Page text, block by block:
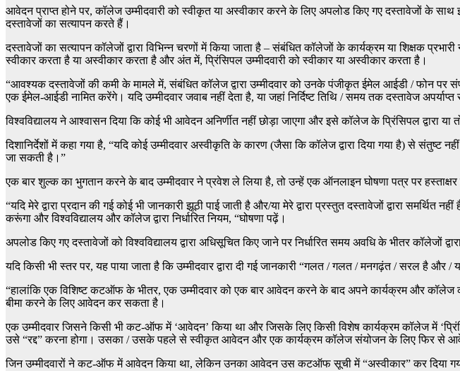
आवेदन प्राप्त होने पर, कॉलेज उम्मीदवारी को स्वीकृत या अस्वीकार करने के लिए अपलोड किए गए दस्तावेजों के
दस्तावेजों का सत्यापन करते हैं।
दस्तावेजों का सत्यापन कॉलेजों द्वारा विभिन्न चरणों में किया जाता है – संबंधित कॉलेजों के कार्यक्रम या शिक्षक
स्वीकार करता है या अस्वीकार करता है और अंत में, प्रिंसिपल उम्मीदवारी को स्वीकार या अस्वीकार करता है।
“आवश्यक दस्तावेजों की कमी के मामले में, संबंधित कॉलेज द्वारा उम्मीदवार को उनके पंजीकृत ईमेल आईडी / फोन पर
एक ईमेल-आईडी नामित करेंगे। यदि उम्मीदवार जवाब नहीं देता है, या जहां निर्दिष्ट तिथि / समय तक दस्तावेज अपर्याप्त
विश्वविद्यालय ने आश्वासन दिया कि कोई भी आवेदन अनिर्णीत नहीं छोड़ा जाएगा और इसे कॉलेज के प्रिंसिपल द्वारा
दिशानिर्देशों में कहा गया है, “यदि कोई उम्मीदवार अस्वीकृति के कारण (जैसा कि कॉलेज द्वारा दिया गया है) से
जा सकती है।”
एक बार शुल्क का भुगतान करने के बाद उम्मीदवार ने प्रवेश ले लिया है, तो उन्हें एक ऑनलाइन घोषणा पत्र पर हस्ताक्षर
“यदि मेरे द्वारा प्रदान की गई कोई भी जानकारी झूठी पाई जाती है और/या मेरे द्वारा प्रस्तुत दस्तावेजों द्वारा
करूंगा और विश्वविद्यालय और कॉलेज द्वारा निर्धारित नियम, “घोषणा पढ़ें।
अपलोड किए गए दस्तावेजों को विश्वविद्यालय द्वारा अधिसूचित किए जाने पर निर्धारित समय अवधि के भीतर कॉलेजों
यदि किसी भी स्तर पर, यह पाया जाता है कि उम्मीदवार द्वारा दी गई जानकारी “गलत / गलत / मनगढ़ंत / सरल है और /
“हालांकि एक विशिष्ट कटऑफ के भीतर, एक उम्मीदवार को एक बार आवेदन करने के बाद अपने कार्यक्रम और
बीमा करने के लिए आवेदन कर सकता है।
एक उम्मीदवार जिसने किसी भी कट-ऑफ में ‘आवेदन’ किया था और जिसके लिए किसी विशेष कार्यक्रम कॉलेज में
उसे “रद्द” करना होगा। उसका / उसके पहले से स्वीकृत आवेदन और एक कार्यक्रम कॉलेज संयोजन के लिए फिर से
जिन उम्मीदवारों ने कट-ऑफ में आवेदन किया था, लेकिन उनका आवेदन उस कटऑफ सूची में “अस्वीकार” कर दिया गया